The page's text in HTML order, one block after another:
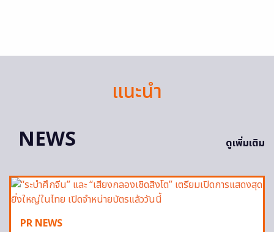
แนะนำ
NEWS
ดูเพิ่มเติม
PR NEWS